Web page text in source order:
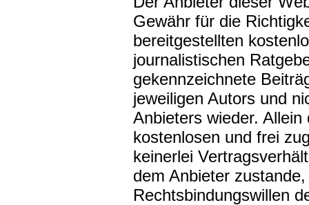
Gewähr für die
bereitgestellten
journalistischen
gekennzeichnete
jeweiligen Autors und
Anbieters wieder.
kostenlosen und frei
keinerlei
dem Anbieter
Rechtsbindungswillen